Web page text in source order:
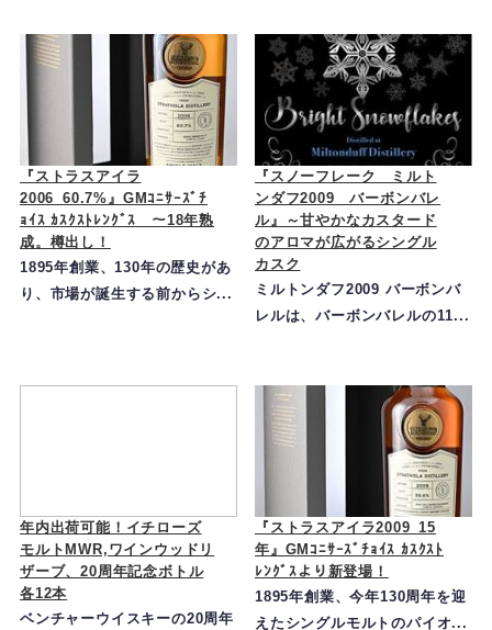
『ストラスアイラ
2006_60.7%』GMｺﾆｻｰｽﾞﾁ
ｮｲｽ ｶｽｸｽﾄﾚﾝｸﾞｽ ～18年熟
成。樽出し！
1895年創業、130年の歴史があ
り、市場が誕生する前からシ...
『スノーフレーク ミルト
ンダフ2009 バーボンバレ
ル』～甘やかなカスタード
のアロマが広がるシングル
カスク
ミルトンダフ2009 バーボンバ
レルは、バーボンバレルの11...
年内出荷可能！イチローズ
モルトMWR,ワインウッドリ
ザーブ、20周年記念ボトル
各12本
ベンチャーウイスキーの20周年
『ストラスアイラ2009_15
年』GMｺﾆｻｰｽﾞﾁｮｲｽ ｶｽｸｽﾄ
ﾚﾝｸﾞｽより新登場！
1895年創業、今年130周年を迎
えたシングルモルトのパイオ...